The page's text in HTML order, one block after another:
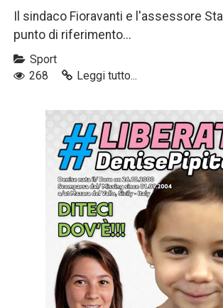
Il sindaco Fioravanti e l'assessore
punto di riferimento...
Sport
268
Leggi tutto...